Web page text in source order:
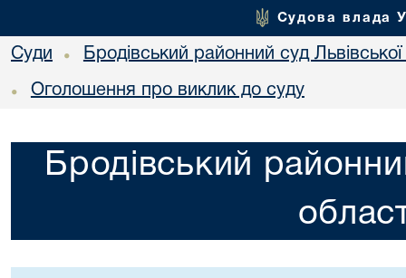
Судова влада
Суди • Бродівський районний суд Львівської
• Оголошення про виклик до суду
Бродівський